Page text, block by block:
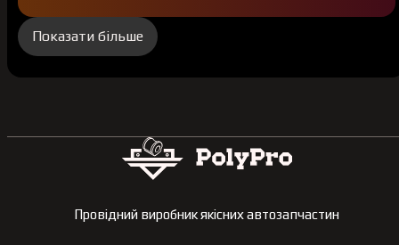
Показати більше
Провідний виробник якісних автозапчастин